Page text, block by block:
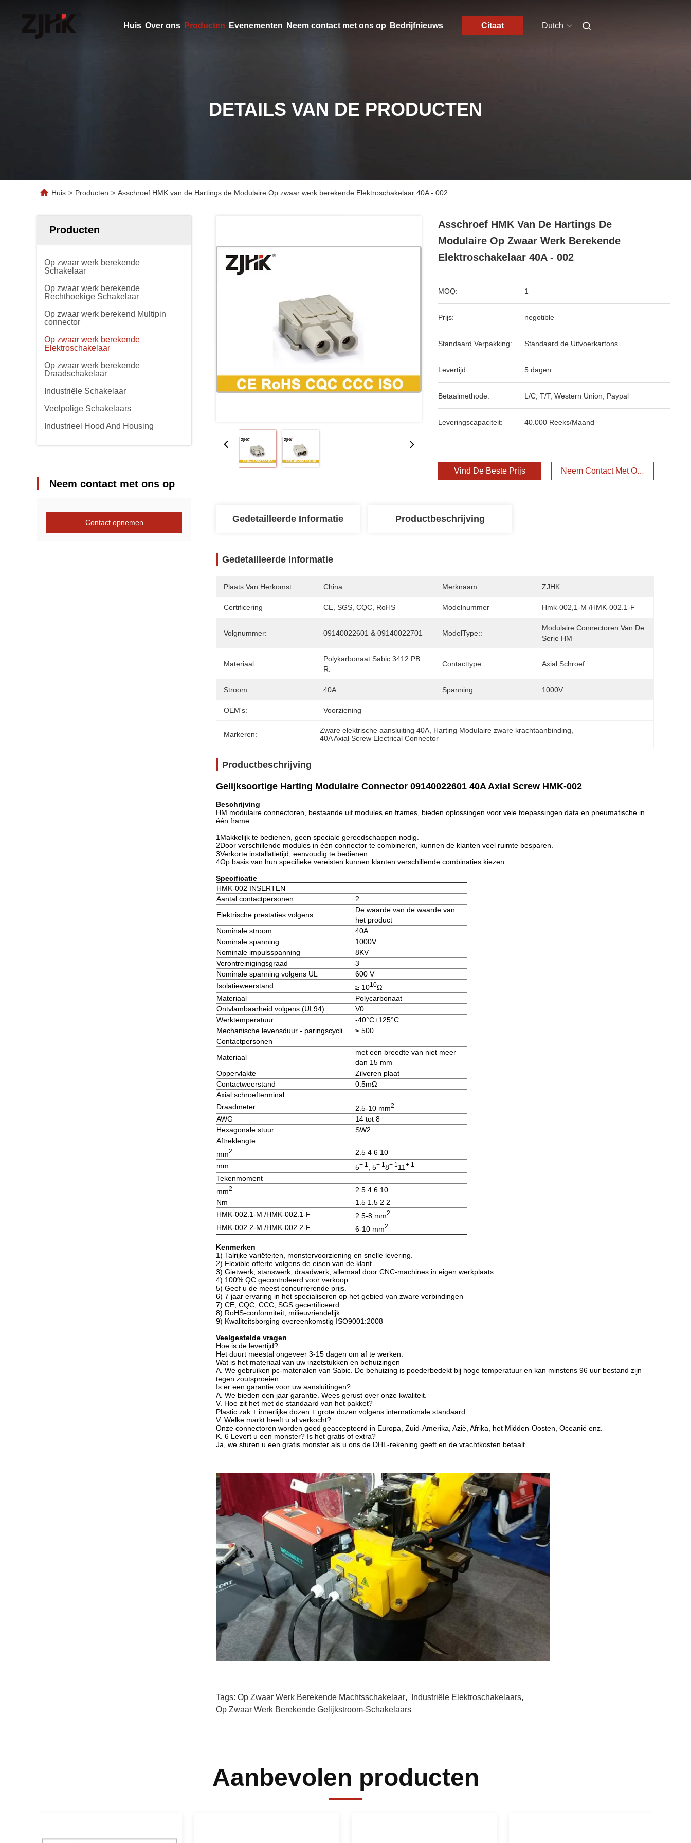
Huis Over ons Producten Evenementen Neem contact met ons op Bedrijfnieuws Citaat Dutch
DETAILS VAN DE PRODUCTEN
Huis > Producten > Asschroef HMK van de Hartings de Modulaire Op zwaar werk berekende Elektroschakelaar 40A - 002
Producten
Op zwaar werk berekende
Schakelaar
Op zwaar werk berekende
Rechthoekige Schakelaar
Op zwaar werk berekend Multipin
connector
Op zwaar werk berekende
Elektroschakelaar
Op zwaar werk berekende
Draadschakelaar
Industriële Schakelaar
Veelpolige Schakelaars
Industrieel Hood And Housing
Neem contact met ons op
Contact opnemen
Asschroef HMK Van De Hartings De
Modulaire Op Zwaar Werk Berekende
Elektroschakelaar 40A - 002
MOQ: 1
Prijs: negotible
Standaard Verpakking: Standaard de Uitvoerkartons
Levertijd: 5 dagen
Betaalmethode: L/C, T/T, Western Union, Paypal
Leveringscapaciteit: 40.000 Reeks/Maand
Vind De Beste Prijs Neem Contact Met Ons Op
Gedetailleerde Informatie Productbeschrijving
Gedetailleerde Informatie
Plaats Van Herkomst China Merknaam ZJHK
Certificering CE, SGS, CQC, RoHS Modelnummer Hmk-002,1-M /HMK-002.1-F
Volgnummer: 09140022601 & 09140022701 ModelType::
Modulaire Connectoren Van De
Serie HM
Materiaal:
Polykarbonaat Sabic 3412 PB
R.
Contacttype: Axial Schroef
Stroom: 40A Spanning: 1000V
OEM's: Voorziening
Markeren: Zware elektrische aansluiting 40A Harting Modulaire zware krachtaanbinding
40A Axial Screw Electrical Connector
Productbeschrijving
Gelijksoortige Harting Modulaire Connector 09140022601 40A Axial Screw HMK-002
Beschrijving
HM modulaire connectoren, bestaande uit modules en frames, bieden oplossingen voor vele toepassingen.data en pneumatische in
één frame.
1Makkelijk te bedienen, geen speciale gereedschappen nodig.
2Door verschillende modules in één connector te combineren, kunnen de klanten veel ruimte besparen.
3Verkorte installatietijd, eenvoudig te bedienen.
4Op basis van hun specifieke vereisten kunnen klanten verschillende combinaties kiezen.
Specificatie
HMK-002 INSERTEN
Aantal contactpersonen
2
Elektrische prestaties volgens
De waarde van de waarde van
het product
Nominale stroom
40A
Nominale spanning
1000V
Nominale impulsspanning
8KV
Verontreinigingsgraad
3
Nominale spanning volgens UL
600 V
Isolatieweerstand
≥ 1010Ω
Materiaal
Polycarbonaat
Ontvlambaarheid volgens (UL94)
V0
Werktemperatuur
-40°C±125°C
Mechanische levensduur - paringscycli
≥ 500
Contactpersonen
Materiaal
met een breedte van niet meer
dan 15 mm
Oppervlakte
Zilveren plaat
Contactweerstand
0.5mΩ
Axial schroefterminal
Draadmeter
2.5-10 mm2
AWG
14 tot 8
Hexagonale stuur
SW2
Aftreklengte
mm2
2.5 4 6 10
mm
5+ 1 , 5+ 1 8+ 1 11 + 1
Tekenmoment
mm2
2.5 4 6 10
Nm
1.5 1.5 2 2
HMK-002.1-M /HMK-002.1-F
2.5-8 mm2
HMK-002.2-M /HMK-002.2-F 6-10 mm2
Kenmerken
1) Talrijke variëteiten, monstervoorziening en snelle levering.
2) Flexible offerte volgens de eisen van de klant.
3) Gietwerk, stanswerk, draadwerk, allemaal door CNC-machines in eigen werkplaats
4) 100% QC gecontroleerd voor verkoop
5) Geef u de meest concurrerende prijs.
6) 7 jaar ervaring in het specialiseren op het gebied van zware verbindingen
7) CE, CQC, CCC, SGS gecertificeerd
8) RoHS-conformiteit, milieuvriendelijk.
9) Kwaliteitsborging overeenkomstig ISO9001:2008
Veelgestelde vragen
Hoe is de levertijd?
Het duurt meestal ongeveer 3-15 dagen om af te werken.
Wat is het materiaal van uw inzetstukken en behuizingen
A. We gebruiken pc-materialen van Sabic. De behuizing is poederbedekt bij hoge temperatuur en kan minstens 96 uur bestand zijn
tegen zoutsproeien.
Is er een garantie voor uw aansluitingen?
A. We bieden een jaar garantie. Wees gerust over onze kwaliteit.
V. Hoe zit het met de standaard van het pakket?
Plastic zak + innerlijke dozen + grote dozen volgens internationale standaard.
V. Welke markt heeft u al verkocht?
Onze connectoren worden goed geaccepteerd in Europa, Zuid-Amerika, Azië, Afrika, het Midden-Oosten, Oceanië enz.
K. 6 Levert u een monster? Is het gratis of extra?
Ja, we sturen u een gratis monster als u ons de DHL-rekening geeft en de vrachtkosten betaalt.
Tags: Op Zwaar Werk Berekende Machtsschakelaar, Industriële Elektroschakelaars,
Op Zwaar Werk Berekende Gelijkstroom-Schakelaars
Aanbevolen producten